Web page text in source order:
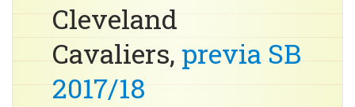
Cleveland
Cavaliers, previa SB
2017/18